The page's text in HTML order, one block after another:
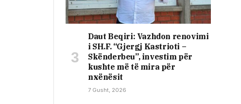
Daut Beqiri: Vazhdon renovimi
i SH.F. “Gjergj Kastrioti –
Skënderbeu”, investim për
kushte më të mira për
nxënësit
7 Gusht, 2026